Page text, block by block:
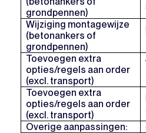
grondpennen)
Wijziging montagewijze
(betonankers of
grondpennen)
Toevoegen extra
opties/regels aan order
(excl. transport)
Toevoegen extra
opties/regels aan order
(excl. transport)
Overige aanpassingen: